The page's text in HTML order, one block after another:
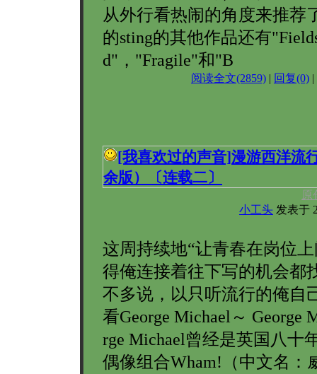
从外行看热闹的角度来推荐
的sting的其他作品还有
d"，"Fragile"和"B
阅读全文(2859) | 回复(0) |
[我喜欢过的声音]漫游西洋流
余版）〔连载二〕
原
小工头 发表于
这周持续地“让青春在岗位
得俺连接着往下写的机会都
不多说，以只听流行的俺自
看George Michael～ George
rge Michael曾经是英国八十
偶像组合Wham!（中文名：